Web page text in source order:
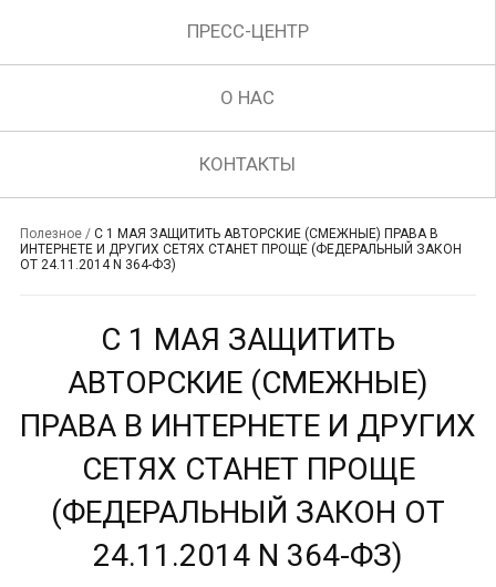
ПРЕСС-ЦЕНТР
О НАС
КОНТАКТЫ
Полезное/ С 1 МАЯ ЗАЩИТИТЬ АВТОРСКИЕ (СМЕЖНЫЕ) ПРАВА В
ИНТЕРНЕТЕ И ДРУГИХ СЕТЯХ СТАНЕТ ПРОЩЕ (ФЕДЕРАЛЬНЫЙ ЗАКОН
ОТ 24.11.2014 N 364-ФЗ)
С 1 МАЯ ЗАЩИТИТЬ
АВТОРСКИЕ (СМЕЖНЫЕ)
ПРАВА В ИНТЕРНЕТЕ И ДРУГИХ
СЕТЯХ СТАНЕТ ПРОЩЕ
(ФЕДЕРАЛЬНЫЙ ЗАКОН ОТ
24.11.2014 N 364-ФЗ)